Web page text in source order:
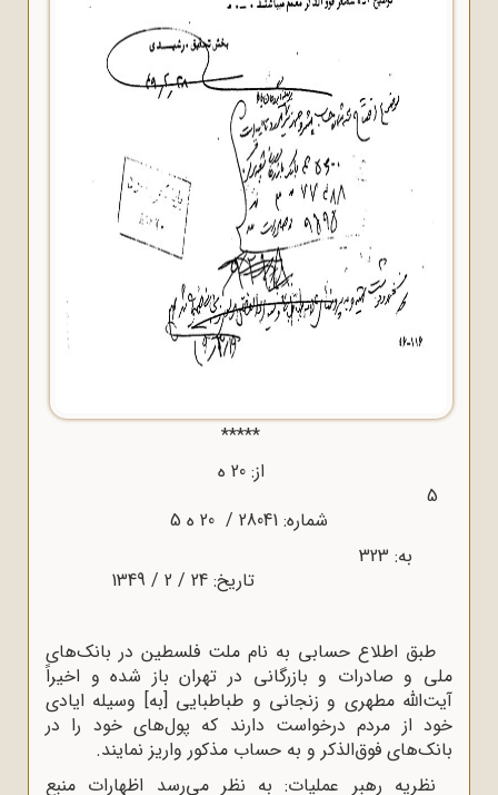
*****
از: 20 ه‌
5
شماره: 28041 / 20 ه‌ 5
به: 323
تاریخ: 24 / 2 / 1349
طبق اطلاع حسابی به نام ملت فلسطین در بانک‌های
ملی و صادرات و بازرگانی در تهران باز شده و اخیراً
آیت‌الله مطهری و زنجانی و طباطبایی [به] وسیله ایادی
خود از مردم درخواست دارند که پول‌های خود را در
بانک‌های فوق‌الذکر و به حساب مذکور واریز نمایند.
نظریه رهبر عملیات: به نظر می‌رسد اظهارات منبع